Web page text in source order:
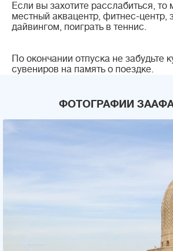
Если вы захотите расслабиться, то
местный аквацентр, фитнес-центр,
дайвингом, поиграть в теннис.
По окончании отпуска не забудьте
сувениров на память о поездке.
ФОТОГРАФИИ